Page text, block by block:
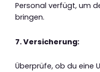
Personal verfügt, um
bringen.
7. Versicherung:
Überprüfe, ob du eine